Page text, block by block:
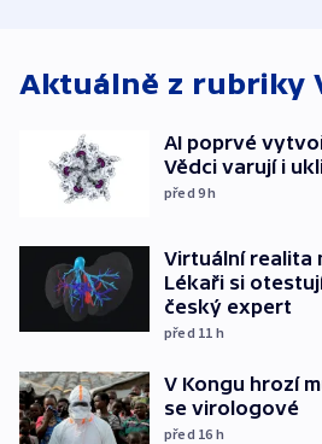
Aktuálně z rubriky
AI poprvé
Vědci varují i
před 9h
Virtuální realita
Lékaři si
český expert
před 11 h
V Kongu hrozí
se virologové
před 16 h